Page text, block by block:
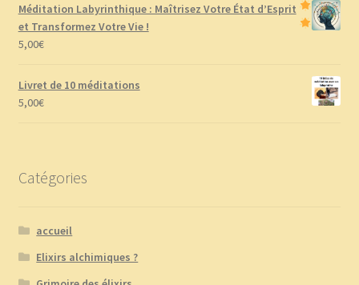
Méditation Labyrinthique : Maîtrisez Votre État d’Esprit
et Transformez Votre Vie !
5,00€
Livret de 10 méditations
5,00€
Catégories
accueil
Elixirs alchimiques ?